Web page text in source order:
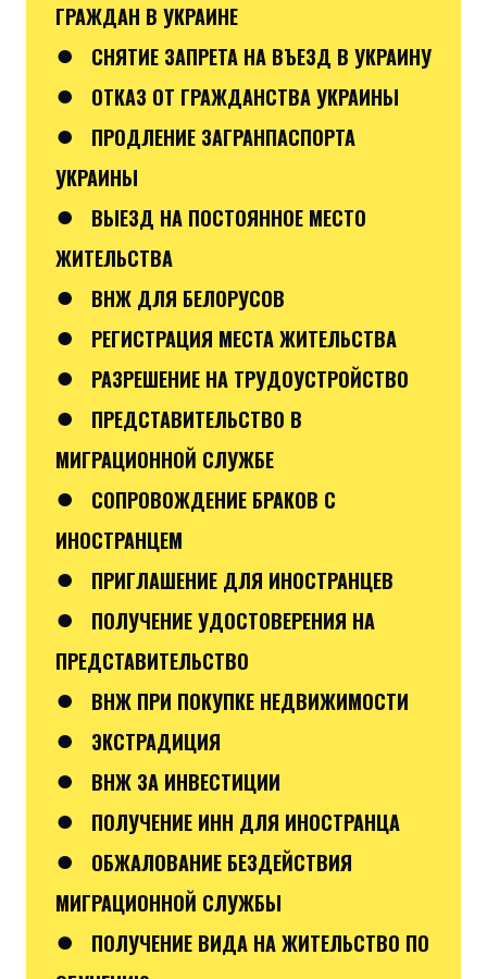
ГРАЖДАН В УКРАИНЕ
● СНЯТИЕ ЗАПРЕТА НА ВЪЕЗД В УКРАИНУ
● ОТКАЗ ОТ ГРАЖДАНСТВА УКРАИНЫ
●
ПРОДЛЕНИЕ ЗАГРАНПАСПОРТА
УКРАИНЫ
●
ВЫЕЗД НА ПОСТОЯННОЕ МЕСТО
ЖИТЕЛЬСТВА
● ВНЖ ДЛЯ БЕЛОРУСОВ
● РЕГИСТРАЦИЯ МЕСТА ЖИТЕЛЬСТВА
● РАЗРЕШЕНИЕ НА ТРУДОУСТРОЙСТВО
●
ПРЕДСТАВИТЕЛЬСТВО В
МИГРАЦИОННОЙ СЛУЖБЕ
●
СОПРОВОЖДЕНИЕ БРАКОВ С
ИНОСТРАНЦЕМ
● ПРИГЛАШЕНИЕ ДЛЯ ИНОСТРАНЦЕВ
●
ПОЛУЧЕНИЕ УДОСТОВЕРЕНИЯ НА
ПРЕДСТАВИТЕЛЬСТВО
● ВНЖ ПРИ ПОКУПКЕ НЕДВИЖИМОСТИ
● ЭКСТРАДИЦИЯ
● ВНЖ ЗА ИНВЕСТИЦИИ
● ПОЛУЧЕНИЕ ИНН ДЛЯ ИНОСТРАНЦА
●
ОБЖАЛОВАНИЕ БЕЗДЕЙСТВИЯ
МИГРАЦИОННОЙ СЛУЖБЫ
●
ПОЛУЧЕНИЕ ВИДА НА ЖИТЕЛЬСТВО ПО